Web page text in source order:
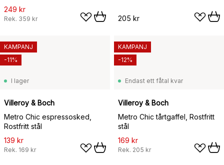
249 kr
Rek. 359 kr 205 kr
I lager
Villeroy & Boch
Metro Chic espressosked,
Rostfritt stål
139 kr
Rek. 169 kr
KAMPANJ
-11%
Endast ett fåtal kvar
Villeroy & Boch
Metro Chic tårtgaffel, Rostfritt
stål
169 kr
Rek. 205 kr
KAMPANJ
-12%